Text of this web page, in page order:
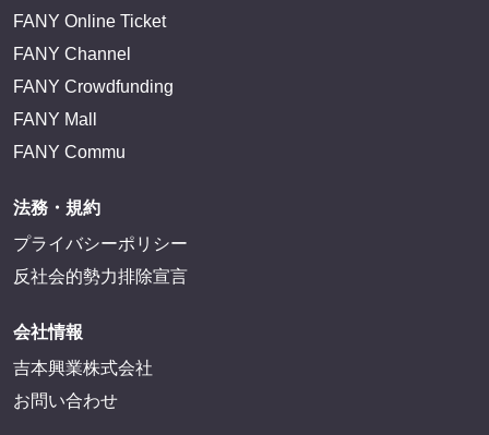
FANY Online Ticket
FANY Channel
FANY Crowdfunding
FANY Mall
FANY Commu
法務・規約
プライバシーポリシー
反社会的勢力排除宣言
会社情報
吉本興業株式会社
お問い合わせ